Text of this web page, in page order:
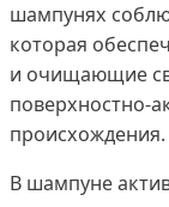
шампунях
которая
и очищающие
поверхностно-
происхождения.
В шампуне